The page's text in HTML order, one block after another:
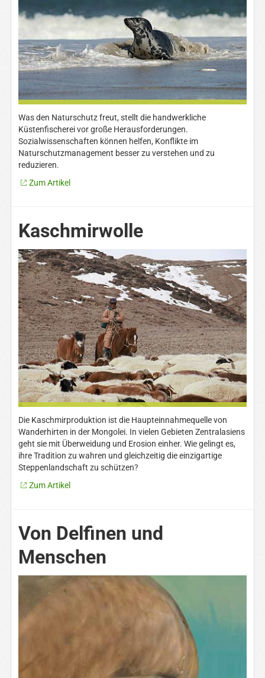
Was den Naturschutz freut, stellt die handwerkliche
Küstenfischerei vor große Herausforderungen.
Sozialwissenschaften können helfen, Konflikte im
Naturschutzmanagement besser zu verstehen und zu
reduzieren.
Zum Artikel
Kaschmirwolle
Die Kaschmirproduktion ist die Haupteinnahmequelle von
Wanderhirten in der Mongolei. In vielen Gebieten Zentralasiens
geht sie mit Überweidung und Erosion einher. Wie gelingt es,
ihre Tradition zu wahren und gleichzeitig die einzigartige
Steppenlandschaft zu schützen?
Zum Artikel
Von Delfinen und
Menschen